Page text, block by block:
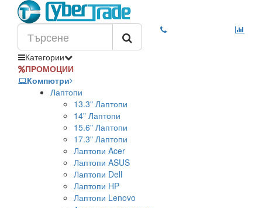
Категории
ПРОМОЦИИ
Компютри
Лаптопи
13.3" Лаптопи
14" Лаптопи
15.6" Лаптопи
17.3" Лаптопи
Лаптопи Acer
Лаптопи ASUS
Лаптопи Dell
Лаптопи HP
Лаптопи Lenovo